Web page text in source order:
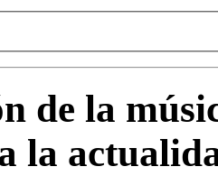
de la
la